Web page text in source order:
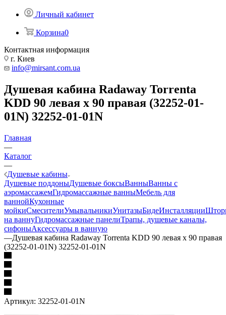
Личный кабинет
Корзина0
Контактная информация
г. Киев
info@mirsant.com.ua
Душевая кабина Radaway Torrenta
KDD 90 левая x 90 правая (32252-01-
01N) 32252-01-01N
Главная
—
Каталог
—
Душевые кабины
Душевые поддоныДушевые боксыВанныВанны с
аэромассажемГидромассажные ванныМебель для
ваннойКухонные
мойкиСмесителиУмывальникиУнитазыБидеИнсталляции
на ваннуГидромассажные панелиТрапы, душевые каналы,
сифоныАксессуары в ванную
—Душевая кабина Radaway Torrenta KDD 90 левая x 90 правая
(32252-01-01N) 32252-01-01N
Артикул: 32252-01-01N